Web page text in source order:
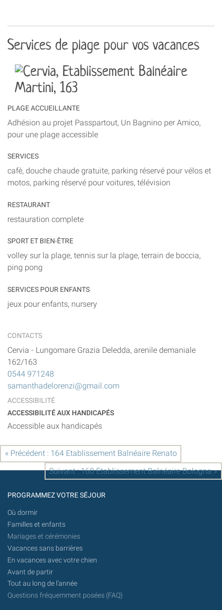
Services de plage pour vos vacances
PLAGE ACCUEILLANTE
Adhésion au projet Passpartout, Un Bagnino per Amico,
pour une plage accessible
SERVICES
cafè, douche chaude gratuite, parking réservé pour vélos et
motos, parking réservé pour voitures, télévision
RESTAURANT
restauration complete
SPORT ET BIEN-ÊTRE
volley sur la plage, tennis sur la plage, terrain de boccia,
ping pong
SERVICES POUR ENFANTS
jeux pour enfants, nursery
CONTACTS
Cervia - Lungomare Grazia Deledda, arenile demaniale
162/163
0544 971248
samanthadelorenzi@gmail.com
ACCESSIBILITÉ
ACCESSIBILITÉ AUX HANDICAPÉS
Accessible aux handicapés
« Précédent : 164 Etablissement Balnéaire Renato
Suivant : 160 Etablissement Balnéaire Bologna »
PROGRAMMEZ VOTRE SÉJOUR
Où dormir
Familles et enfants
Mariages et cérémonies
Vacances sans barrières
En vacances avec votre chien
Avant de partir
Tout au long de l'année
Questions fréquemment posées (FAQ)